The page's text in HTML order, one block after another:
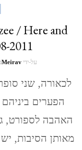
/ Here and
2011
על-ידיMeirav
לכאורה, שני
הפערים
האהבה לספורט,
מאותן הסיבות,